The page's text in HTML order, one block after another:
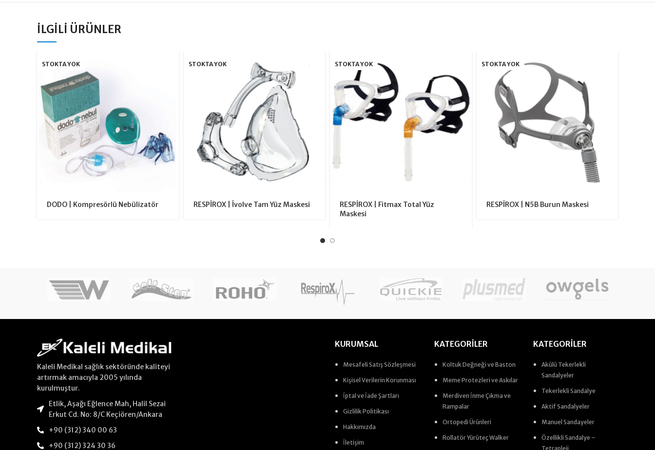
İLGILI ÜRÜNLER
STOKTA YOK
DODO | Kompresörlü Nebülizatör
STOKTA YOK
RESPİROX | İvolve Tam Yüz Maskesi
STOKTA YOK
RESPİROX | Fitmax Total Yüz
Maskesi
STOKTA YOK
RESPİROX | N5B Burun Maskesi
Kaleli Medikal sağlık sektöründe kaliteyi
artırmak amacıyla 2005 yılında
kurulmuştur.
Etlik, Aşağı Eğlence Mah, Halil Sezai
Erkut Cd. No: 8/C Keçiören/Ankara
+90 (312) 340 00 63
+90 (312) 324 30 36
KURUMSAL
Mesafeli Satış Sözleşmesi
Kişisel Verilerin Korunması
İptal ve İade Şartları
Gizlilik Politikası
Hakkımızda
İletişim
KATEGORILER
Koltuk Değneği ve Baston
Meme Protezleri ve Askılar
Merdiven İnme Çıkma ve
Rampalar
Ortopedi Ürünleri
Rollatör Yürüteç Walker
KATEGORILER
Akülü Tekerlekli
Sandalyeler
Tekerlekli Sandalye
Aktif Sandalyeler
Manuel Sandayeler
Özellikli Sandalye –
Tetrapleji